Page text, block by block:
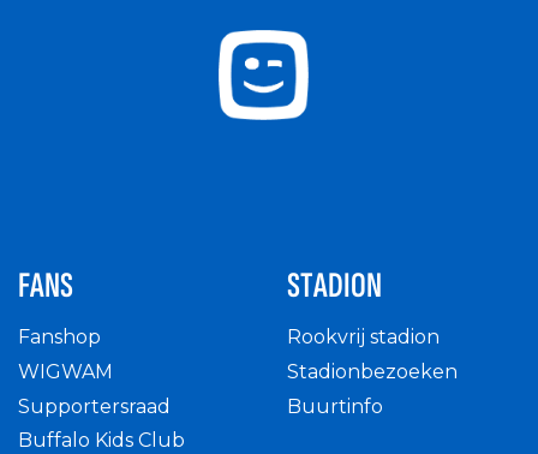
FANS
Fanshop
WIGWAM
Supportersraad
Buffalo Kids Club
STADION
Rookvrij stadion
Stadionbezoeken
Buurtinfo